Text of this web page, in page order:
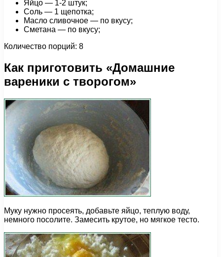
Яйцо — 1-2 штук;
Соль — 1 щепотка;
Масло сливочное — по вкусу;
Сметана — по вкусу;
Количество порций: 8
Как приготовить «Домашние
вареники с творогом»
Муку нужно просеять, добавьте яйцо, теплую воду,
немного посолите. Замесить крутое, но мягкое тесто.